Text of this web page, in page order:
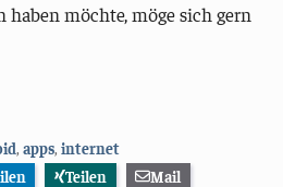
haben möchte, möge sich gern
,apps,internet
Teilen
Mail